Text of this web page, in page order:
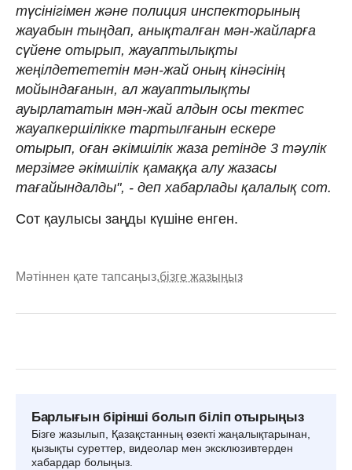
түсінігімен және полиция инспекторының
жауабын тыңдап, анықталған мән-жайларға
сүйене отырып, жауаптылықты
жеңілдетететін мән-жай оның кінәсінің
мойындағанын, ал жауаптылықты
ауырлататын мән-жай алдын осы тектес
жауапкершілікке тартылғанын ескере
отырып, оған әкімшілік жаза ретінде 3 тәулік
мерзімге әкімшілік қамаққа алу жазасы
тағайындалды", - деп хабарлады қалалық сот.
Сот қаулысы заңды күшіне енген.
Мәтіннен қате тапсаңыз,бізге жазыңыз
Барлығын бірінші болып біліп отырыңыз
Бізге жазылып, Қазақстанның өзекті жаңалықтарынан,
қызықты суреттер, видеолар мен эксклюзивтерден
хабардар болыңыз.